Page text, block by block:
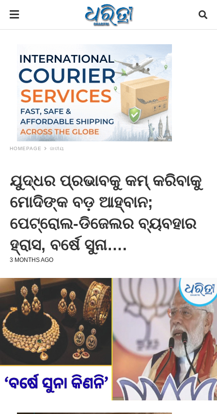
HOMEPAGE ଜାତୀୟ
ଯୁଦ୍ଧର ପ୍ରଭାବକୁ କମ୍ କରିବାକୁ
ମୋଦିଙ୍କ ବଡ଼ ଆହ୍ବାନ;
ପେଟ୍ରୋଲ-ଡିଜେଲର ବ୍ୟବହାର
ହ୍ରାସ, ବର୍ଷେ ସୁନା….
3 MONTHS AGO